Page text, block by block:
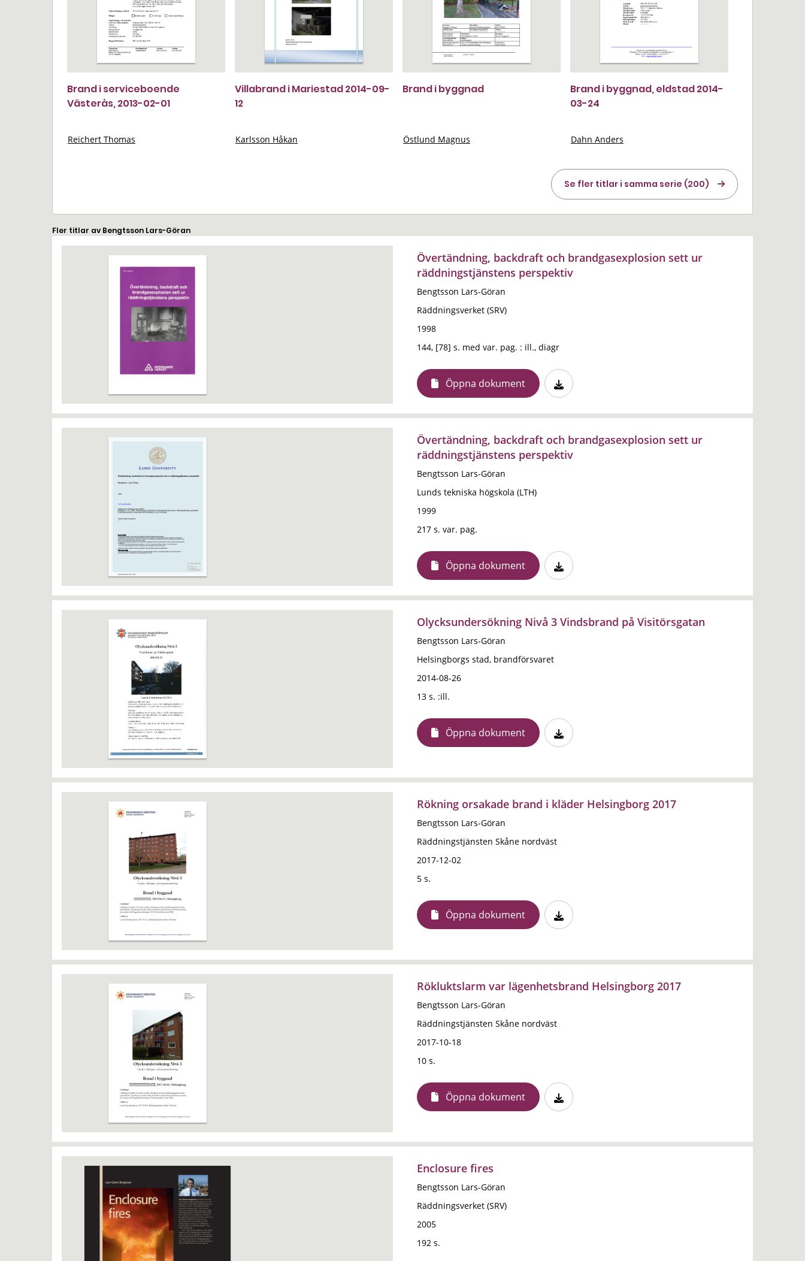
Brand i serviceboende
Västerås, 2013-02-01
Reichert Thomas
Villabrand i Mariestad 2014-09-
12
Karlsson Håkan
Brand i byggnad
Östlund Magnus
Brand i byggnad, eldstad 2014-
03-24
Dahn Anders
Se fler titlar i samma serie (200)
Fler titlar av Bengtsson Lars-Göran
Övertändning, backdraft och brandgasexplosion sett ur
räddningstjänstens perspektiv
Bengtsson Lars-Göran
Räddningsverket (SRV)
1998
144, [78] s. med var. pag. : ill., diagr
Öppna dokument
Övertändning, backdraft och brandgasexplosion sett ur
räddningstjänstens perspektiv
Bengtsson Lars-Göran
Lunds tekniska högskola (LTH)
1999
217 s. var. pag.
Öppna dokument
Olycksundersökning Nivå 3 Vindsbrand på Visitörsgatan
Bengtsson Lars-Göran
Helsingborgs stad, brandförsvaret
2014-08-26
13 s. :ill.
Öppna dokument
Rökning orsakade brand i kläder Helsingborg 2017
Bengtsson Lars-Göran
Räddningstjänsten Skåne nordväst
2017-12-02
5 s.
Öppna dokument
Rökluktslarm var lägenhetsbrand Helsingborg 2017
Bengtsson Lars-Göran
Räddningstjänsten Skåne nordväst
2017-10-18
10 s.
Öppna dokument
Enclosure fires
Bengtsson Lars-Göran
Räddningsverket (SRV)
2005
192 s.